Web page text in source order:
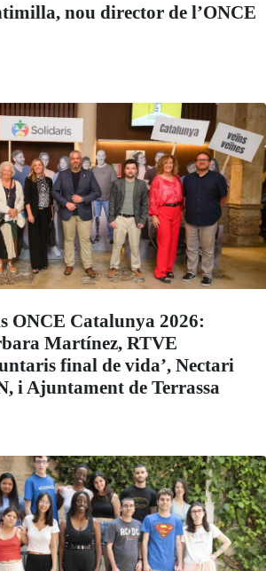
nou director de l’ONCE
ONCE Catalunya 2026:
Martínez, RTVE
final de vida’, Nectari
i Ajuntament de Terrassa